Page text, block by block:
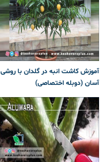
آموزش کاشت انبه در گلدان با روشی
آسان (دوبله اختصاصی)